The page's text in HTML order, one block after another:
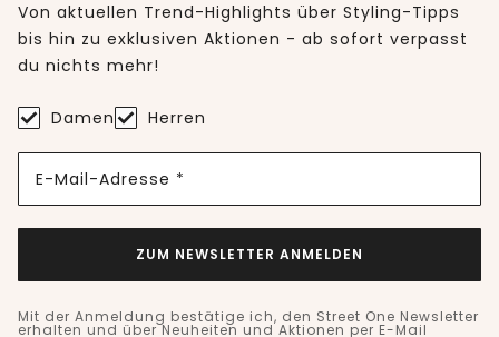
Von aktuellen Trend-Highlights über Styling-Tipps
bis hin zu exklusiven Aktionen - ab sofort verpasst
du nichts mehr!
Damen Herren
E-Mail-Adresse *
ZUM NEWSLETTER ANMELDEN
Mit der Anmeldung bestätige ich, den Street One Newsletter
erhalten und über Neuheiten und Aktionen per E-Mail